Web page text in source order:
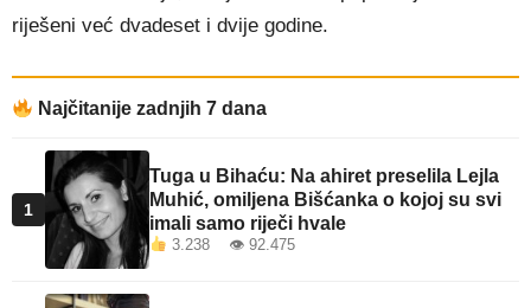
riješeni već dvadeset i dvije godine.
Najčitanije zadnjih 7 dana
1
Tuga u Bihaću: Na ahiret preselila Lejla
Muhić, omiljena Bišćanka o kojoj su svi
imali samo riječi hvale
3.238 👁 92.475